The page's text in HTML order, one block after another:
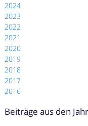
2024
2023
2022
2021
2020
2019
2018
2017
2016
Beiträge aus den